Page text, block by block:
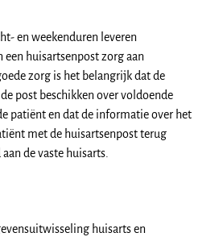
en weekenduren leveren
een huisartsenpost zorg aan
zorg is het belangrijk dat de
post beschikken over voldoende
patiënt en dat de informatie over het
met de huisartsenpost terug
de vaste huisarts.
huisarts en